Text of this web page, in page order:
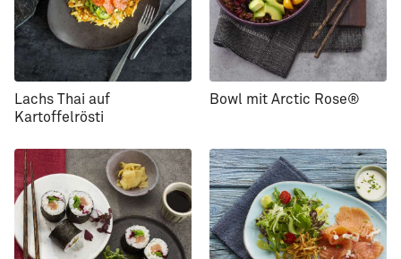
Lachs Thai auf
Kartoffelrösti
Bowl mit Arctic Rose®